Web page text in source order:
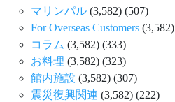
マリンパル (3,582) (507)
For Overseas Customers (3,582)
コラム (3,582) (333)
お料理 (3,582) (323)
館内施設 (3,582) (307)
震災復興関連 (3,582) (222)